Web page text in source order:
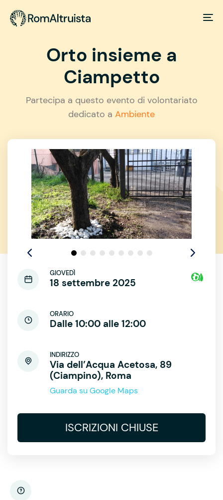
Orto insieme a
Ciampetto
Partecipa a questo evento di volontariato
dedicato a Ambiente
GIOVEDÌ
18 settembre 2025
ORARIO
Dalle 10:00 alle 12:00
INDIRIZZO
Via dell’Acqua Acetosa, 89
(Ciampino), Roma
Guarda su Google Maps
ISCRIZIONI CHIUSE